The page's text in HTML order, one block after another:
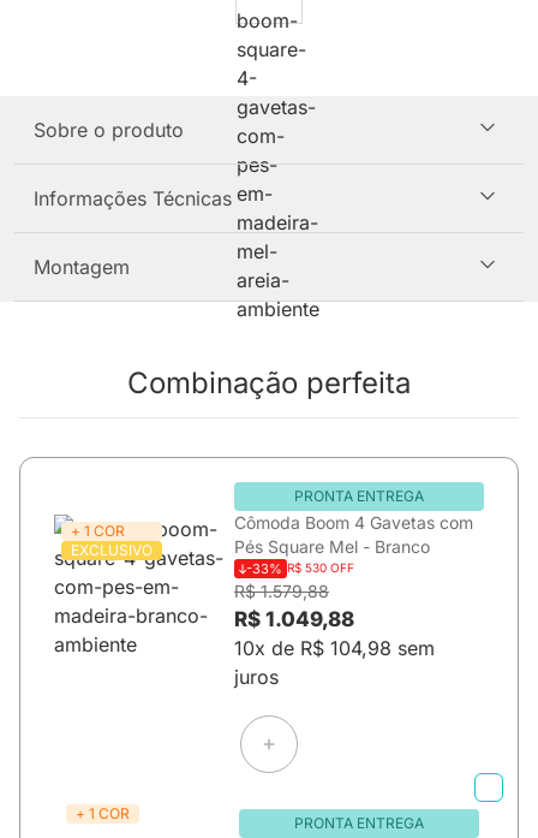
Sobre o produto
Informações Técnicas
Montagem
Combinação perfeita
+ 1 COR
EXCLUSIVO
PRONTA ENTREGA
Cômoda Boom 4 Gavetas com
Pés Square Mel - Branco
-33% R$ 530 OFF
R$ 1.579,88
R$ 1.049,88
10x de R$ 104,98 sem
juros
+ 1 COR
PRONTA ENTREGA